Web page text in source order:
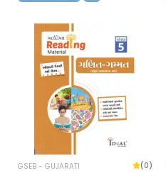
GSEB - GUJARATI (0)